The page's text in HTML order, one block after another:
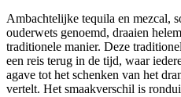
Ambachtelijke tequila en mezcal,
ouderwets genoemd, draaien
traditionele manier. Deze
een reis terug in de tijd, waar
agave tot het schenken van het
vertelt. Het smaakverschil is